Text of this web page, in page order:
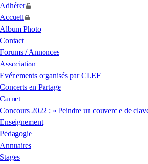
Adhérer
Accueil
Album Photo
Contact
Forums / Annonces
Association
Evénements organisés parCLEF
Concerts en Partage
Carnet
Concours 2022 : « Peindre un couvercle de
Enseignement
Pédagogie
Annuaires
Stages